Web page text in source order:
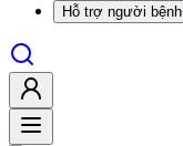
Hỗ trợ người bệnh